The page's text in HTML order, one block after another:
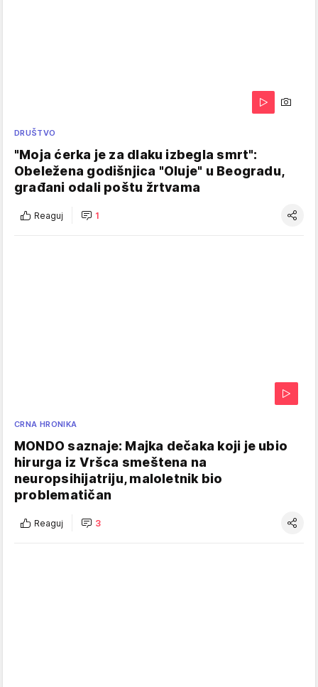
DRUŠTVO
"Moja ćerka je za dlaku izbegla smrt":
Obeležena godišnjica "Oluje" u Beogradu,
građani odali poštu žrtvama
Reaguj 1
CRNA HRONIKA
MONDO saznaje: Majka dečaka koji je ubio
hirurga iz Vršca smeštena na
neuropsihijatriju, maloletnik bio
problematičan
Reaguj 3